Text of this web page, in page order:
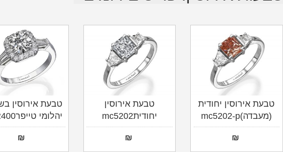
טבעת אירוסין יחודית
(מעבדה)mc5202-p
₪
טבעת אירוסין
יחודיתmc5202
₪
טבעת אירוסין
יהלומי טייפרMC2400
₪